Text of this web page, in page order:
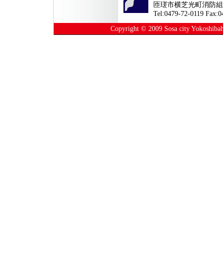
匝瑳市横芝光町消防
Tel:0479-72-0119
Copyright © 2009 Sosa city